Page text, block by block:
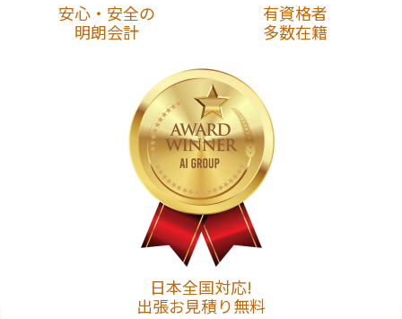
安心・安全の
明朗会計
有資格者
多数在籍
日本全国対応!
出張お見積り無料